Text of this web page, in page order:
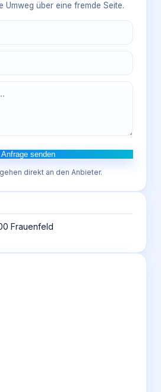
Umweg über eine fremde Seite.
Anfrage senden
direkt an den Anbieter.
Frauenfeld